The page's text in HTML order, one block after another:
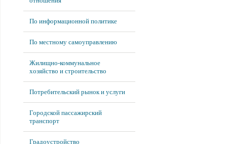
По информационной политике
По местному самоуправлению
Жилищно-коммунальное
хозяйство и строительство
Потребительский рынок и услуги
Городской пассажирский
транспорт
Градоустройство